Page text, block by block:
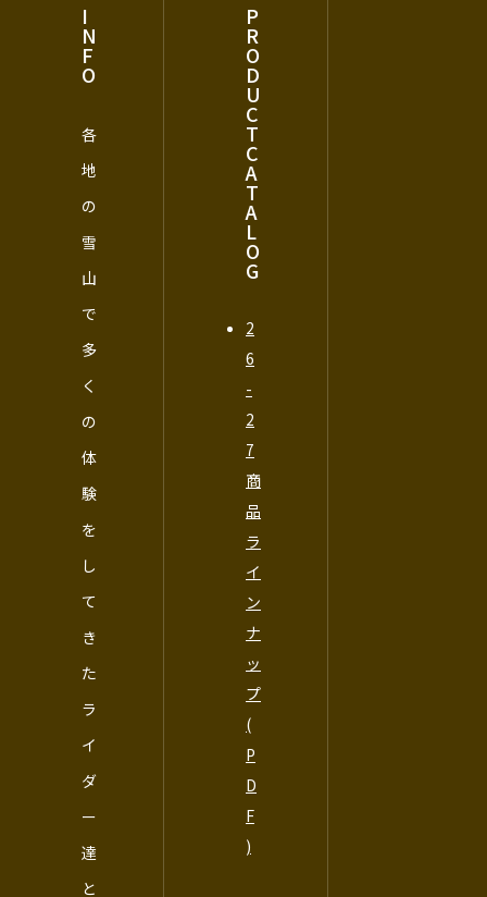
I
N
F
O
各
地
の
雪
山
で
多
く
の
体
験
を
し
て
き
た
ラ
イ
ダ
ー
達
と
P
R
O
D
U
C
T
C
A
T
A
L
O
G
2
6
-
2
7
商
品
ラ
イ
ン
ナ
ッ
プ
(
P
D
F
)